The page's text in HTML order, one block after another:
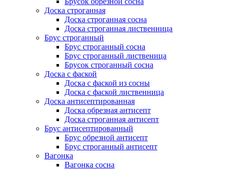
Доска строганная
Доска строганная сосна
Доска строганная лиственница
Брус строганный
Брус строганный сосна
Брус строганный лиственица
Брусок строганный сосна
Доска с фаской
Доска с фаской из сосны
Доска с фаской лиственница
Доска антисептированная
Доска обрезная антисепт
Доска строганная антисепт
Брус антисептированный
Брус обрезной антисепт
Брус строганный антисепт
Вагонка
Вагонка сосна